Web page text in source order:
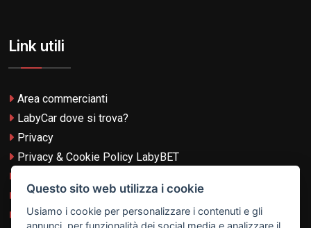
Link utili
Area commercianti
LabyCar dove si trova?
Privacy
Privacy & Cookie Policy LabyBET
Termini e Condizioni LabyBET
Login con TikTok
Questo sito web utilizza i cookie
Usiamo i cookie per personalizzare i contenuti e gli
annunci, per funzionalità dei social media e analizzare il